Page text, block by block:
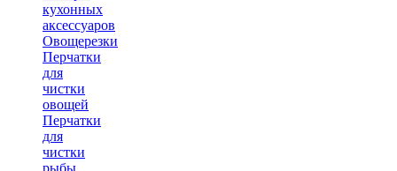
кухонных
аксессуаров
Овощерезки
Перчатки
для
чистки
овощей
Перчатки
для
чистки
рыбы